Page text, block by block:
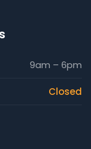
9am – 6pm
Closed